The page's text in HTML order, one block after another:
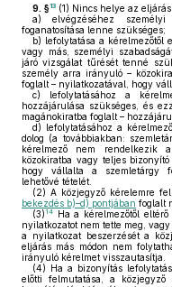
9. §13 (1) Nincs helye az
a) elvégzéséhez személyi
foganatosítása lenne szükséges;
b) lefolytatása a kérelmezőtől
vagy más, személyi
járó vizsgálat tűrését tenné
személy arra irányuló –
foglalt – nyilatkozatával, hogy
c) lefolytatásához a
hozzájárulása szükséges, és
magánokiratba foglalt –
d) lefolytatásához a
dolog (a továbbiakban:
kérelmező nem rendelkezik
közokiratba vagy teljes
hogy vállalta a szemletárgy
lehetővé tételét.
(2) A közjegyző kérelemre
bekezdés b)–d) pontjában foglalt
(3) 14 Ha a kérelmezőtől
nyilatkozatot nem tette meg,
a nyilatkozat beszerzését a
eljárás más módon nem
irányuló kérelmet visszautasítja.
(4) Ha a bizonyítás
előtti felmutatása, a közjegyző